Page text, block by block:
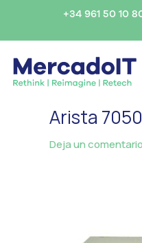
contenido
+34 961 50 10
Arista
Deja un comentario